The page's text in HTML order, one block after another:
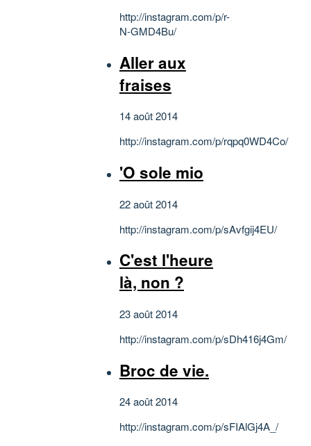
http://instagram.com/p/r-
N-GMD4Bu/
Aller aux
fraises
14 août 2014
http://instagram.com/p/rqpq0WD4Co/
'O sole mio
22 août 2014
http://instagram.com/p/sAvfgij4EU/
C'est l'heure
là, non ?
23 août 2014
http://instagram.com/p/sDh416j4Gm/
Broc de vie.
24 août 2014
http://instagram.com/p/sFIAlGj4A_/